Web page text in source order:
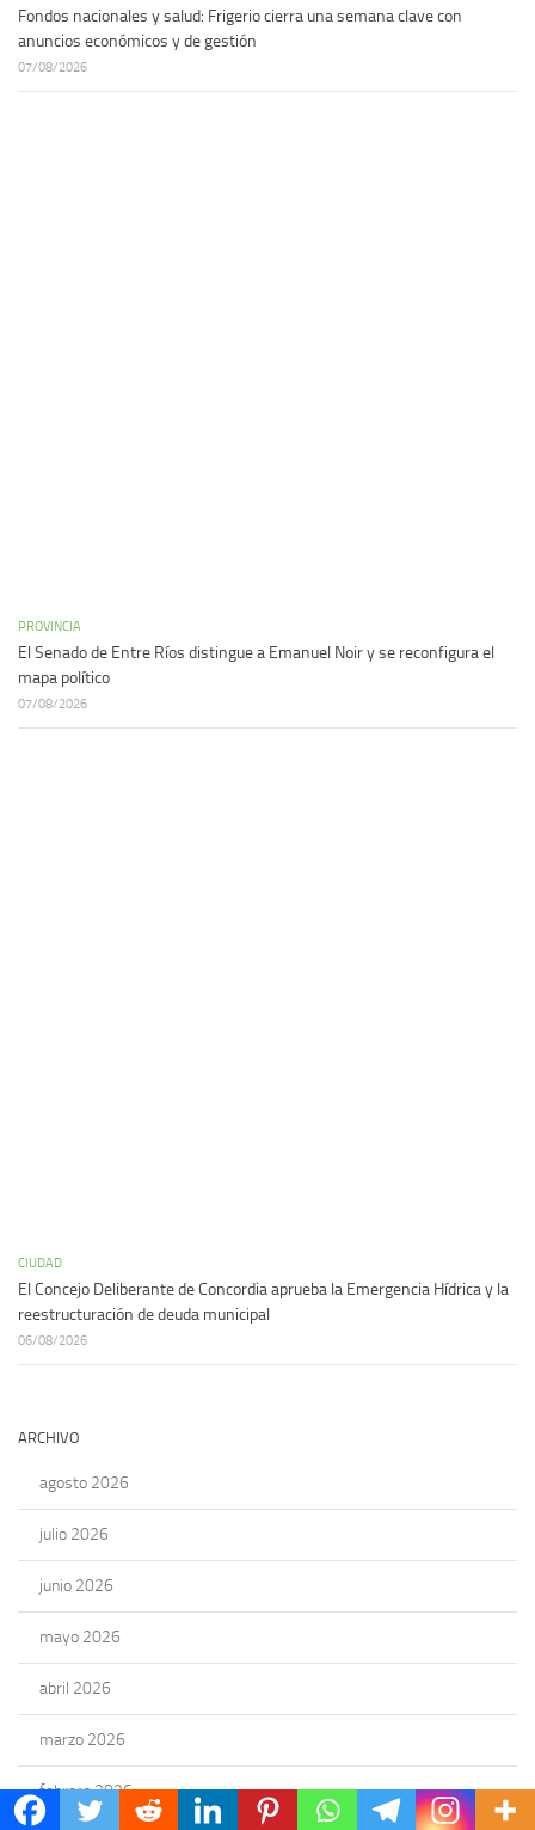
Fondos nacionales y salud: Frigerio cierra una semana clave con
anuncios económicos y de gestión
07/08/2026
PROVINCIA
El Senado de Entre Ríos distingue a Emanuel Noir y se reconfigura el
mapa político
07/08/2026
CIUDAD
El Concejo Deliberante de Concordia aprueba la Emergencia Hídrica y la
reestructuración de deuda municipal
06/08/2026
ARCHIVO
agosto 2026
julio 2026
junio 2026
mayo 2026
abril 2026
marzo 2026
febrero 2026